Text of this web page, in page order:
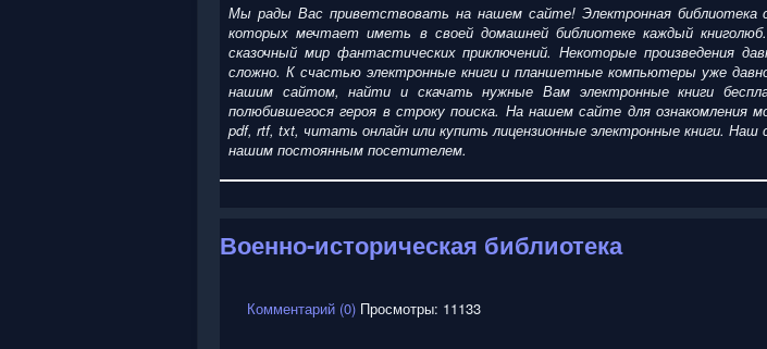
Мы рады Вас приветствовать на нашем сайте! Электронная библиотека
которых мечтает иметь в своей домашней библиотеке каждый
сказочный мир фантастических приключений. Некоторые произведения
сложно. К счастью электронные книги и планшетные компьютеры уже
нашим сайтом, найти и скачать нужные Вам электронные книги
полюбившегося героя в строку поиска. На нашем сайте для ознакомления
pdf, rtf, txt, читать онлайн или купить лицензионные электронные книги.
нашим постоянным посетителем.
Военно-историческая библиотека
Комментарий (0) Просмотры: 11133